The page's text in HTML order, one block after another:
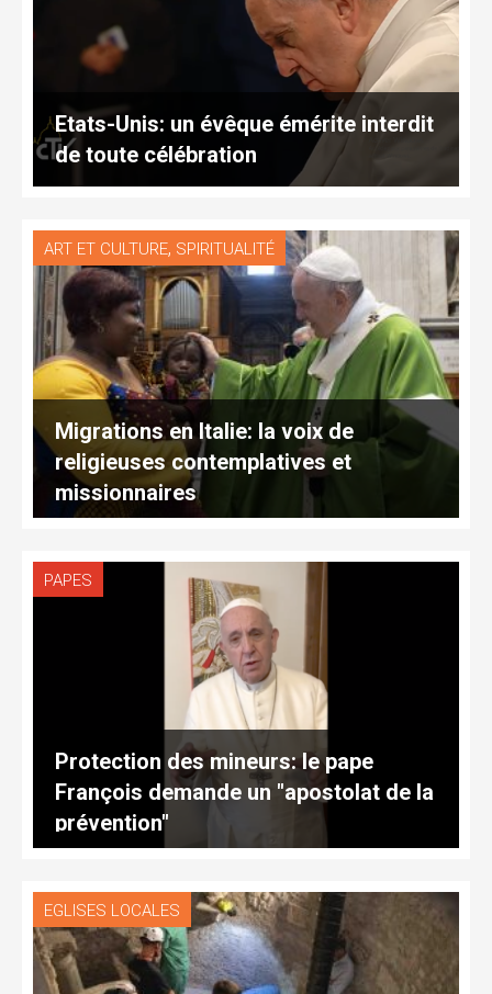
Etats-Unis: un évêque émérite interdit
de toute célébration
ART ET CULTURE, SPIRITUALITÉ
Migrations en Italie: la voix de
religieuses contemplatives et
missionnaires
PAPES
Protection des mineurs: le pape
François demande un "apostolat de la
prévention"
EGLISES LOCALES